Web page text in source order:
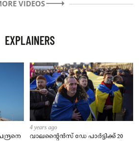
VIDEOS
EXPLAINERS
4 years ago
വാലന്റൈൻസ് ഡേ പാർട്ടിക്ക് 20